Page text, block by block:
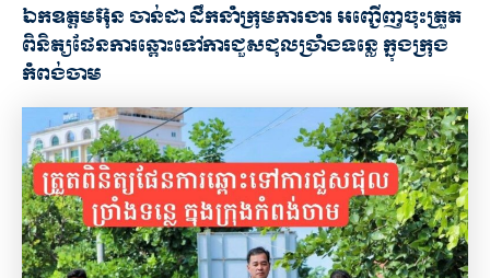
ឯកឧត្តមអ៊ុន ចាន់ដា ដឹកនាំក្រុមការងារ អញ្ជើញចុះត្រួត
ពិនិត្យផែនការឆ្ពោះទៅការជួសជុលច្រាំងទន្លេ ក្នុងក្រុង
កំពង់ចាម